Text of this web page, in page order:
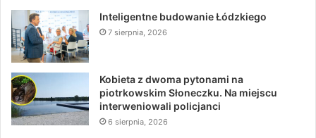
Inteligentne budowanie Łódzkiego
7 sierpnia, 2026
Kobieta z dwoma pytonami na
piotrkowskim Słoneczku. Na miejscu
interweniowali policjanci
6 sierpnia, 2026